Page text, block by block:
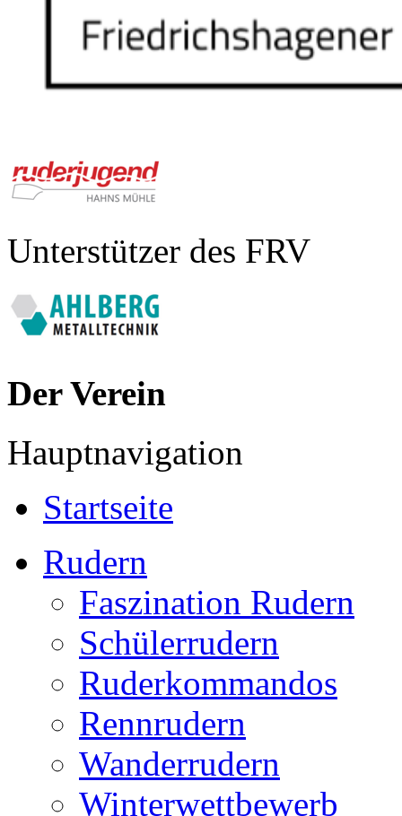
Unterstützer des FRV
Der Verein
Hauptnavigation
Startseite
Rudern
Faszination Rudern
Schülerrudern
Ruderkommandos
Rennrudern
Wanderrudern
Winterwettbewerb